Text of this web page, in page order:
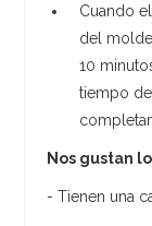
Cuando
del
10
tiempo
Nos gustan
- Tienen una